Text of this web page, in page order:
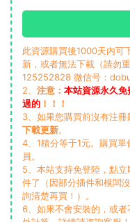
此資源購買後1000天内可
新，或者無法下載（請勿
125252828 微信号：
2、 注意： 本站資源永久免
過的 ！！！
3、如果您購買前沒有注冊
下載更新。
4、1積分等于1元。購買
員。
5、本站支持免登陸，點
件了（因部分插件和模闆
詢清楚再買！）。
6、如果不會安裝的，或